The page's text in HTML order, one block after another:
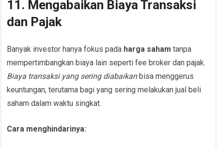
11. Mengabaikan Biaya Transaksi
dan Pajak
Banyak investor hanya fokus pada harga saham tanpa
mempertimbangkan biaya lain seperti fee broker dan pajak.
Biaya transaksi yang sering diabaikanbisa menggerus
keuntungan, terutama bagi yang sering melakukan jual beli
saham dalam waktu singkat.
Cara menghindarinya: